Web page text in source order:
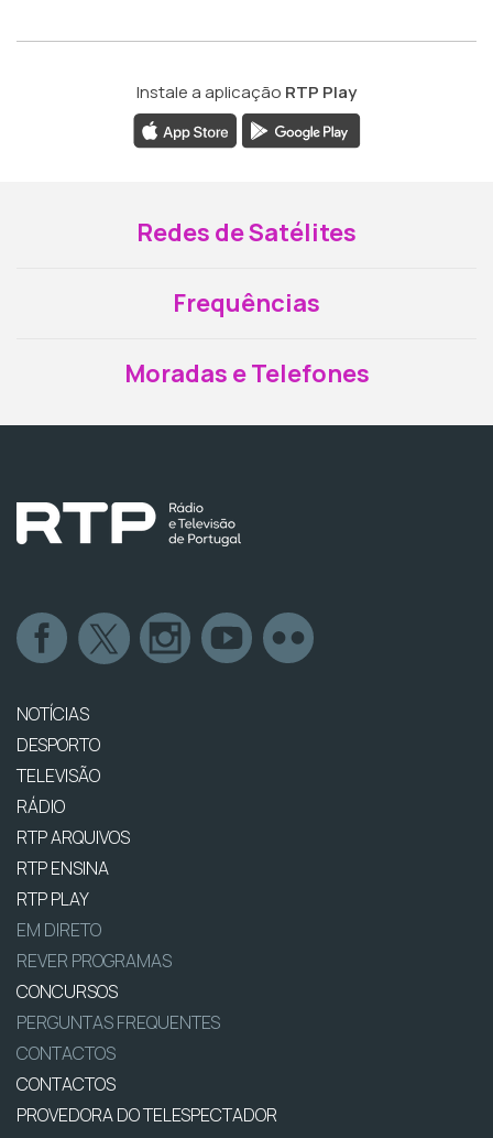
Instale a aplicação RTP Play
Redes de Satélites
Frequências
Moradas e Telefones
NOTÍCIAS
DESPORTO
TELEVISÃO
RÁDIO
RTP ARQUIVOS
RTP ENSINA
RTP PLAY
EM DIRETO
REVER PROGRAMAS
CONCURSOS
PERGUNTAS FREQUENTES
CONTACTOS
CONTACTOS
PROVEDORA DO TELESPECTADOR